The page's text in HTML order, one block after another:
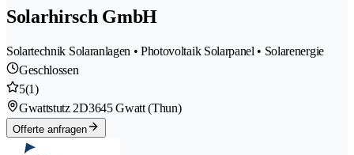
Solarhirsch GmbH
Solartechnik Solaranlagen • Photovoltaik Solarpanel • Solarenergie
Geschlossen
5(1)
Gwattstutz 2D3645 Gwatt (Thun)
Offerte anfragen